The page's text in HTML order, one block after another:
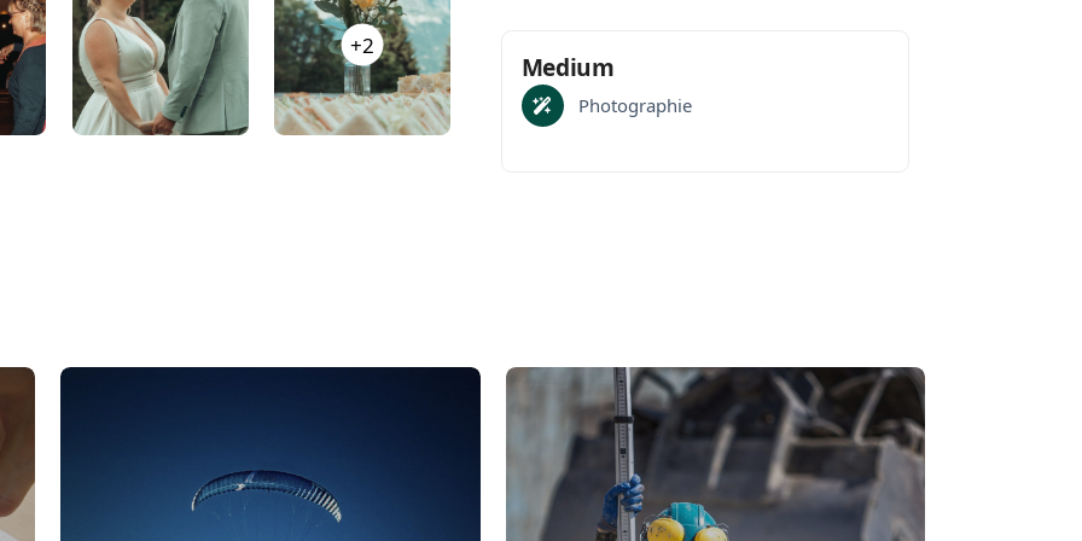
. Nous vous guidons avec douceur, nous
faire oublier pour capturer vos instants les
avec vos invités
+2
Medium
Photographie